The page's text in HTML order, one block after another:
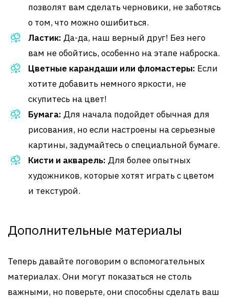
позволят вам сделать черновики, не заботясь
о том, что можно ошибиться.
Ластик: Да-да, наш верный друг! Без него
вам не обойтись, особенно на этапе наброска.
Цветные карандаши или фломастеры: Если
хотите добавить немного яркости, не
скупитесь на цвет!
Бумага: Для начала подойдет обычная для
рисования, но если настроены на серьезные
картины, задумайтесь о специальной бумаге.
Кисти и акварель: Для более опытных
художников, которые хотят играть с цветом
и текстурой.
Дополнительные материалы
Теперь давайте поговорим о вспомогательных
материалах. Они могут показаться не столь
важными, но поверьте, они способны сделать ваш